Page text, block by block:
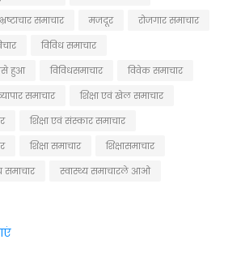
भ्रष्टाचार समाचार मजदूर
रोजगार समाचार
विविध समाचार
हुआ
विविधसमाचार
विवेक समाचार
समाचार
शिक्षा एवं खेल समाचार
शिक्षा एवं संस्कार समाचार
शिक्षा समाचार
शिक्षासमाचार
समाचार स्वास्थ्य समाचारले आओ